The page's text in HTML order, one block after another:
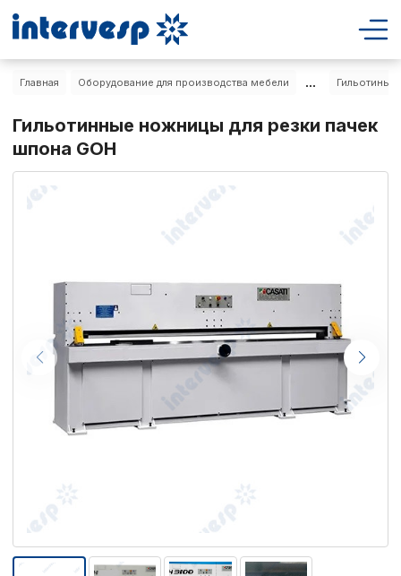
Главная Оборудование для производства мебели ... Гильотины
Гильотинные ножницы для резки пачек
шпона GOH